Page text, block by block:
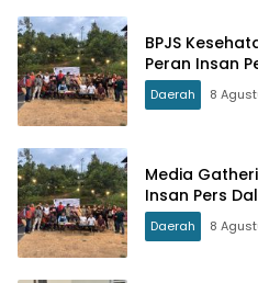
BPJS
Peran Insan
Daerah 8
Media
Insan Pers
Daerah 8